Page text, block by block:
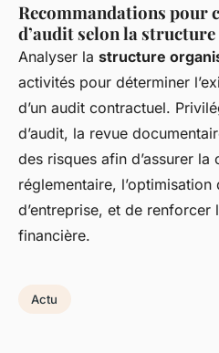
Recommandations pour
d’audit selon la structure
Analyser la structure
activités pour déterminer
d’un audit contractuel.
d’audit, la revue
des risques afin d’assurer la
réglementaire,
d’entreprise, et de renforcer
financière.
Actu